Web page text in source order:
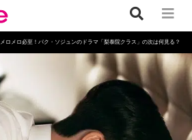
メロメロ必至！パク・ソジュンのドラマ「梨泰院クラス」の次は何見る？